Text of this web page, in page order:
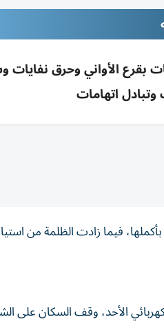
بقرع الأواني وحرق نفايات
اتهامات
بأكملها، فيما زادت الظلمة من
الأحد، وقف السكان على